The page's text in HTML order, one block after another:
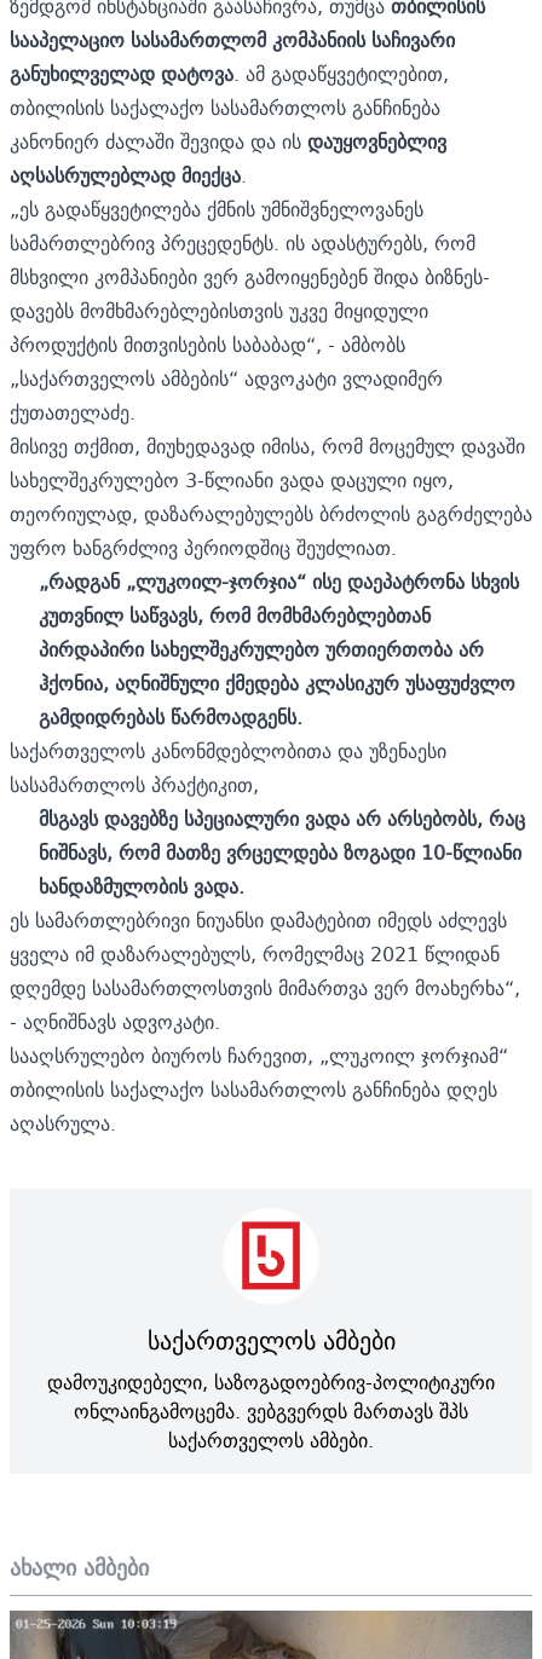
ახალი ამბები
სააპელაციო სასამართლომ კომპანიის საჩივარი
განუხილველად დატოვა. ამ გადაწყვეტილებით,
თბილისის საქალაქო სასამართლოს განჩინება
კანონიერ ძალაში შევიდა და ისდაუყოვნებლივ
აღსასრულებლად მიექცა.
„ეს გადაწყვეტილება ქმნის უმნიშვნელოვანეს
სამართლებრივ პრეცედენტს. ის ადასტურებს, რომ
მსხვილი კომპანიები ვერ გამოიყენებენ შიდა ბიზნეს-
დავებს მომხმარებლებისთვის უკვე მიყიდული
პროდუქტის მითვისების საბაბად“, - ამბობს
„საქართველოს ამბების“ ადვოკატი ვლადიმერ
ქუთათელაძე.
მისივე თქმით, მიუხედავად იმისა, რომ მოცემულ დავაში
სახელშეკრულებო 3-წლიანი ვადა დაცული იყო,
თეორიულად, დაზარალებულებს ბრძოლის გაგრძელება
უფრო ხანგრძლივ პერიოდშიც შეუძლიათ.
„რადგან „ლუკოილ-ჯორჯია“ ისე დაეპატრონა სხვის
კუთვნილ საწვავს, რომ მომხმარებლებთან
პირდაპირი სახელშეკრულებო ურთიერთობა არ
ჰქონია, აღნიშნული ქმედება კლასიკურ უსაფუძვლო
გამდიდრებას წარმოადგენს.
საქართველოს კანონმდებლობითა და უზენაესი
სასამართლოს პრაქტიკით,
მსგავს დავებზე სპეციალური ვადა არ არსებობს, რაც
ნიშნავს, რომ მათზე ვრცელდება ზოგადი 10-წლიანი
ხანდაზმულობის ვადა.
ეს სამართლებრივი ნიუანსი დამატებით იმედს აძლევს
ყველა იმ დაზარალებულს, რომელმაც 2021 წლიდან
დღემდე სასამართლოსთვის მიმართვა ვერ მოახერხა“,
- აღნიშნავს ადვოკატი.
სააღსრულებო ბიუროს ჩარევით, „ლუკოილ ჯორჯიამ“
თბილისის საქალაქო სასამართლოს განჩინება დღეს
აღასრულა.
საქართველოს ამბები
დამოუკიდებელი, საზოგადოებრივ-პოლიტიკური
ონლაინგამოცემა. ვებგვერდს მართავს შპს
საქართველოს ამბები.